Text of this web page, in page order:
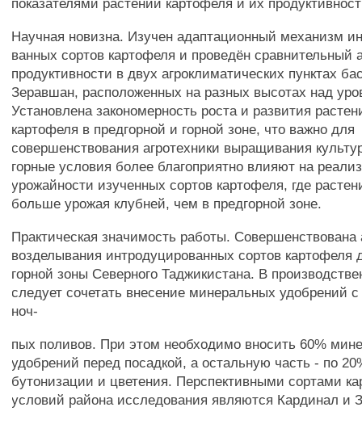
показателями растений картофеля и их
Научная новизна. Изучен адаптационный механизм
ванных сортов картофеля и проведён сравнительный
продуктивности в двух агроклиматических пунктах
Зеравшан, расположенных на разных высотах над
Установлена закономерность роста и развития
картофеля в предгорной и горной зоне, что важно для
совершенствования агротехники выращивания
горные условия более благоприятно влияют на
урожайности изученных сортов картофеля, где
больше урожая клубней, чем в предгорной зоне.
Практическая значимость работы. Совершенствована
возделывания интродуцированных сортов картофеля
горной зоны Северного Таджикистана. В
следует сочетать внесение минеральных удобрений
ноч-
пых поливов. При этом необходимо вносить 60%
удобрений перед посадкой, а остальную часть - по
бутонизации и цветения. Перспективными сортами
условий района исследования являются Кардинал и